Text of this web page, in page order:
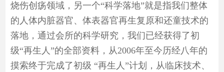
烧伤创疡领域，另一个“科学落地”就是指我们整体
的人体内脏器官、体表器官再生复原和还童技术的
落地，通过会所的科学研究，我们已经获得了初
级“再生人”的全部资料，从2006年至今历经八年的
摸索终于完成了初级 “再生人”计划，从临床技术、